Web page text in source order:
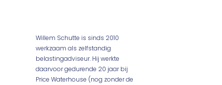
Willem Schutte is sinds 2010
werkzaam als zelfstandig
belastingadviseur. Hij werkte
daarvoor gedurende 20 jaar bij
Price Waterhouse (nog zonder de